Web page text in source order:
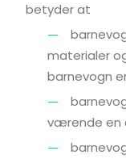
betyder at
materialer
barnevogn
værende en